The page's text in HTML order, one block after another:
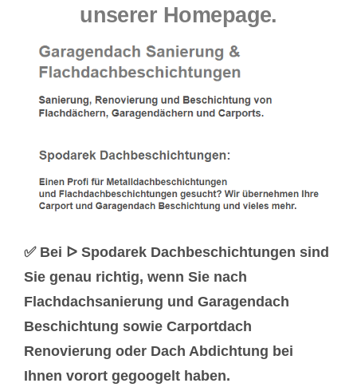
unserer Homepage.
✅ Bei ᐅ Spodarek Dachbeschichtungen sind
Sie genau richtig, wenn Sie nach
Flachdachsanierung und Garagendach
Beschichtung sowie Carportdach
Renovierung oder Dach Abdichtung bei
Ihnen vorort gegoogelt haben.